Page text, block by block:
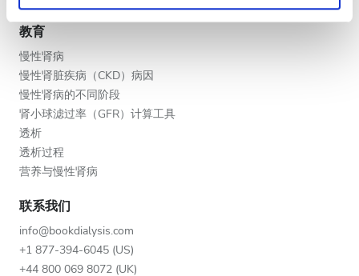
评分
好
非常好
优秀
教育
慢性肾病
慢性肾脏疾病（CKD）病因
慢性肾病的不同阶段
肾小球滤过率（GFR）计算工具
透析
透析过程
营养与慢性肾病
联系我们
info@bookdialysis.com
+1 877-394-6045 (US)
+44 800 069 8072 (UK)